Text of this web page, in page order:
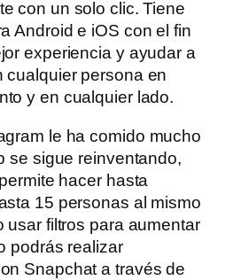
con un solo clic. Tiene
Android e iOS con el fin
experiencia y ayudar a
cualquier persona en
y en cualquier lado.
le ha comido mucho
se sigue reinventando,
hacer hasta
15 personas al mismo
usar filtros para aumentar
podrás realizar
Snapchat a través de